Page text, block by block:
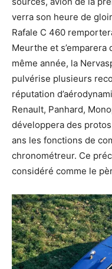
verra son heure de
Rafale C 460
Meurthe et s’emparera
même année, la
pulvérise plusieurs
réputation
Renault, Panhard,
développera des
ans les fonctions de
chronométreur. Ce
considéré comme le